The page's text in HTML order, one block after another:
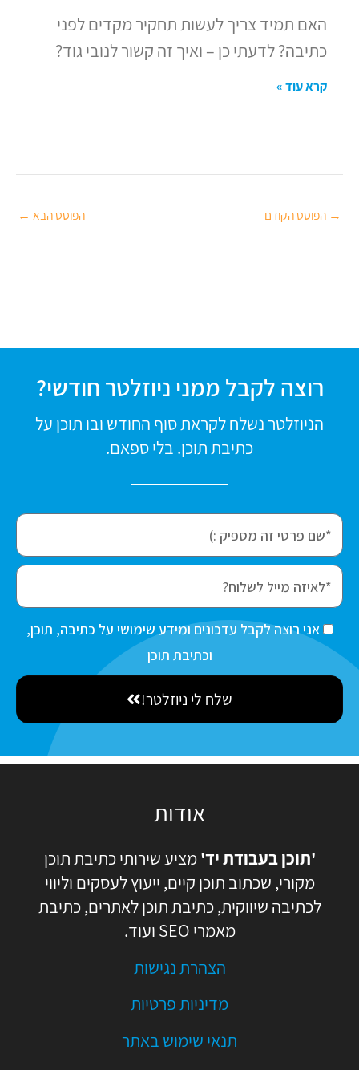
האם תמיד צריך לעשות תחקיר מקדים לפני
כתיבה? לדעתי כן – ואיך זה קשור לנובי גוד?
קרא עוד »
→ הפוסט הקודם הפוסט הבא ←
רוצה לקבל ממני ניוזלטר חודשי?
הניוזלטר נשלח לקראת סוף החודש ובו תוכן על
כתיבת תוכן. בלי ספאם.
f
i
r
s
e
e
m
ס
כ
ה
אני רוצה לקבל עדכונים ומידע שימושי על כתיבה, תוכן,
וכתיבת תוכן
שלח לי ניוזלטר!
אודות
'תוכן בעבודת יד'מציע שירותי כתיבת תוכן
מקורי, שכתוב תוכן קיים, ייעוץ לעסקים וליווי
לכתיבה שיווקית, כתיבת תוכן לאתרים, כתיבת
מאמרי SEO ועוד.
הצהרת נגישות
מדיניות פרטיות
תנאי שימוש באתר